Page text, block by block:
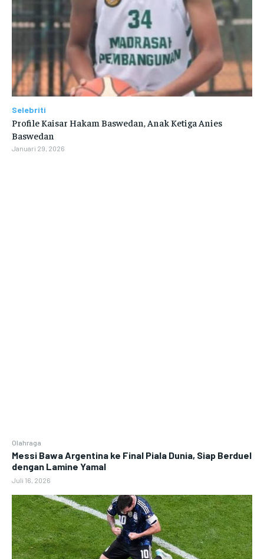
Olahraga
Messi Bawa Argentina ke Final Piala Dunia, Siap Berduel
dengan Lamine Yamal
Juli 16, 2026
Selebriti
Profile Kaisar Hakam Baswedan, Anak Ketiga Anies
Baswedan
Januari 29, 2026